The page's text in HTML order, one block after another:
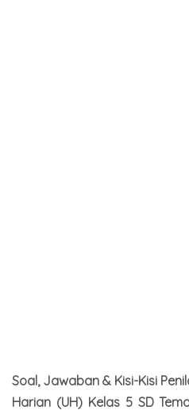
Soal, Jawaban & Kisi-Kisi
Harian (UH) Kelas 5 SD